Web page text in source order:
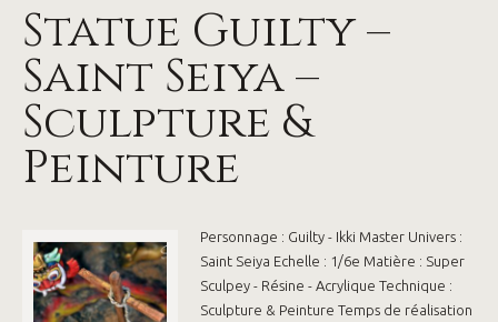
Statue Guilty –
Saint Seiya –
Sculpture &
Peinture
Personnage : Guilty - Ikki Master Univers :
Saint Seiya Echelle : 1/6e Matière : Super
Sculpey - Résine - Acrylique Technique :
Sculpture & Peinture Temps de réalisation